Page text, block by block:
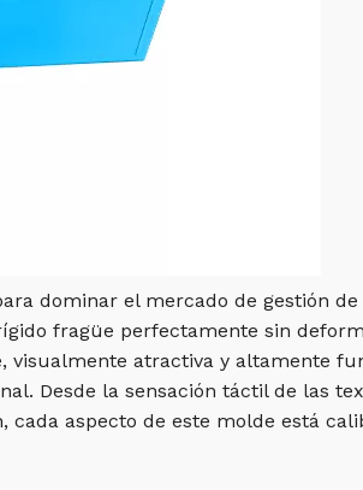
dominar el mercado de gestión
fragüe perfectamente sin
atractiva y altamente
Desde la sensación táctil de las
aspecto de este molde está